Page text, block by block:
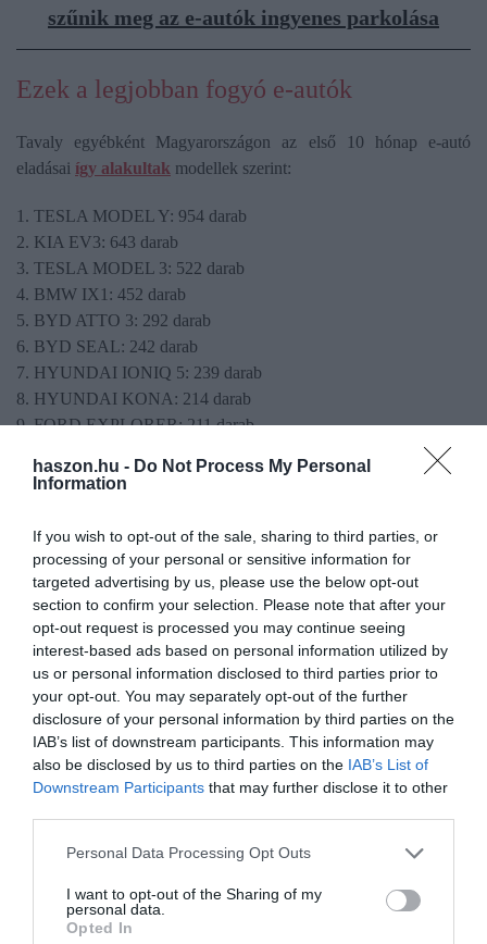
haszon.hu - Do Not Process My Personal
Information
If you wish to opt-out of the sale, sharing to third parties, or
processing of your personal or sensitive information for
targeted advertising by us, please use the below opt-out
section to confirm your selection. Please note that after your
opt-out request is processed you may continue seeing
interest-based ads based on personal information utilized by
us or personal information disclosed to third parties prior to
your opt-out. You may separately opt-out of the further
disclosure of your personal information by third parties on the
IAB’s list of downstream participants. This information may
also be disclosed by us to third parties on the IAB’s List of
Downstream Participants that may further disclose it to other
Please note that this website/app uses one or more Google
not limited to your visit or usage behaviour. You may click to
grant or deny consent to Google and its third-party tags to
use your data for below specified purposes in below Google
Personal Data Processing Opt Outs
I want to opt-out of the Sharing of my
personal data.
Opted In
szűnik meg az e-autók ingyenes parkolása
Ezek a legjobban fogyó e-autók
Tavaly egyébként Magyarországon az első 10 hónap e-autó
eladásai így alakultak modellek szerint:
1. TESLA MODEL Y: 954 darab
2. KIA EV3: 643 darab
3. TESLA MODEL 3: 522 darab
4. BMW IX1: 452 darab
5. BYD ATTO 3: 292 darab
6. BYD SEAL: 242 darab
7. HYUNDAI IONIQ 5: 239 darab
8. HYUNDAI KONA: 214 darab
9. FORD EXPLORER: 211 darab
Olvasd el ezt is!
Ezt tudja majd a legolcsóbb elektromos
Volkswagen
Ezek most a legolcsóbb új autók Magyarországon
Zuhan a Tesla, jön fel a BYD az európai e-autók
piacán
autó e-autó hatótáv teszt lista